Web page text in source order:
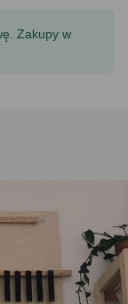
Zakupy w